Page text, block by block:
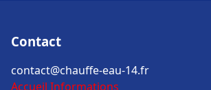
Contact
contact@chauffe-eau-14.fr
Accueil Informations